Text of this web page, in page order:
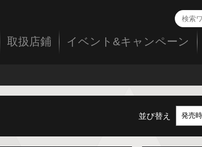
取扱店鋪 イベント&キャンペーン
並び替え